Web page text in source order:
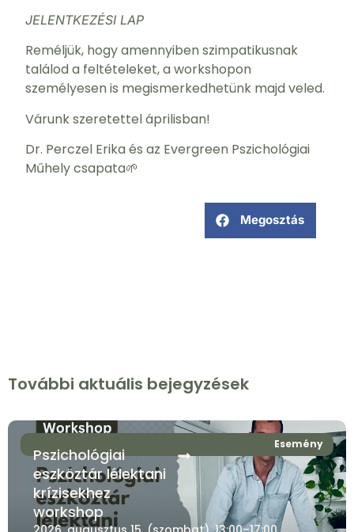
JELENTKEZÉSI LAP
Reméljük, hogy amennyiben szimpatikusnak
találod a feltételeket, a workshopon
személyesen is megismerkedhetünk majd veled.
Várunk szeretettel áprilisban!
Dr. Perczel Erika és az Evergreen Pszichológiai
Műhely csapata🌱
Megosztás
További aktuális bejegyzések
Esemény
Pszichológiai
eszköztár lélektani
krízisekhez
workshop